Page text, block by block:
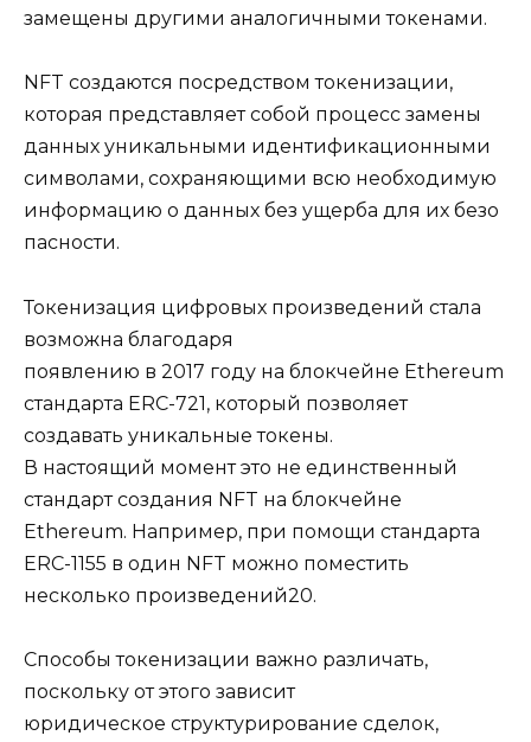
замещены другими аналогичными токенами.
NFT создаются посредством токенизации,
которая представляет собой процесс замены
данных уникальными идентификационными
символами, сохраняющими всю необходимую
информацию о данных без ущерба для их безо
пасности.
Токенизация цифровых произведений стала
возможна благодаря
появлению в 2017 году на блокчейне Ethereum
стандарта ERC-721, который позволяет
создавать уникальные токены.
В настоящий момент это не единственный
стандарт создания NFT на блокчейне
Ethereum. Например, при помощи стандарта
ERC-1155 в один NFT можно поместить
несколько произведений20.
Способы токенизации важно различать,
поскольку от этого зависит
юридическое структурирование сделок,